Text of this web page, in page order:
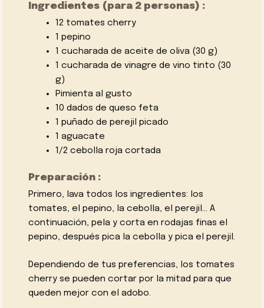
Ingredientes (para 2 personas) :
12 tomates cherry
1 pepino
1 cucharada de aceite de oliva (30 g)
1 cucharada de vinagre de vino tinto (30
g)
Pimienta al gusto
10 dados de queso feta
1 puñado de perejil picado
1 aguacate
1/2 cebolla roja cortada
Preparación :
Primero, lava todos los ingredientes: los
tomates, el pepino, la cebolla, el perejil… A
continuación, pela y corta en rodajas finas el
pepino, después pica la cebolla y pica el perejil.
Dependiendo de tus preferencias, los tomates
cherry se pueden cortar por la mitad para que
queden mejor con el adobo.